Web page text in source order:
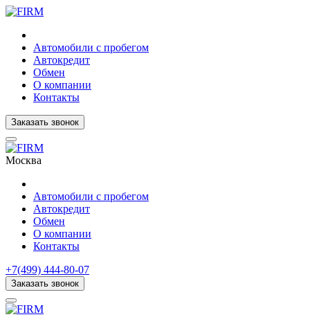
Автомобили с пробегом
Автокредит
Обмен
О компании
Контакты
Заказать звонок
Москва
Автомобили с пробегом
Автокредит
Обмен
О компании
Контакты
+7(499) 444-80-07
Заказать звонок